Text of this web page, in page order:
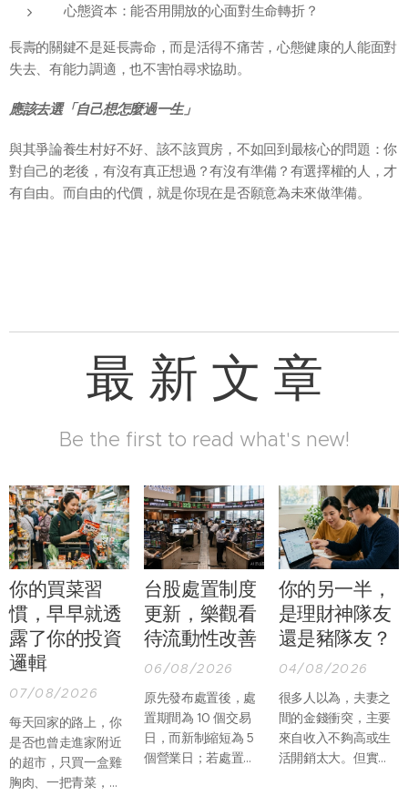
心態資本：能否用開放的心面對生命轉折？
長壽的關鍵不是延長壽命，而是活得不痛苦，心態健康的人能面對
失去、有能力調適，也不害怕尋求協助。
應該去選「自己想怎麼過一生」
與其爭論養生村好不好、該不該買房，不如回到最核心的問題：你
對自己的老後，有沒有真正想過？有沒有準備？有選擇權的人，才
有自由。而自由的代價，就是你現在是否願意為未來做準備。
最 新 文 章
Be the first to read what's new!
你的買菜習
慣，早早就透
露了你的投資
邏輯
07/08/2026
每天回家的路上，你
是否也曾走進家附近
的超市，只買一盒雞
胸肉、一把青菜，再
台股處置制度
更新，樂觀看
待流動性改善
06/08/2026
原先發布處置後，處
置期間為 10 個交易
日，而新制縮短為 5
個營業日；若處置期
你的另一半，
是理財神隊友
還是豬隊友？
04/08/2026
很多人以為，夫妻之
間的金錢衝突，主要
來自收入不夠高或生
活開銷太大。但實際